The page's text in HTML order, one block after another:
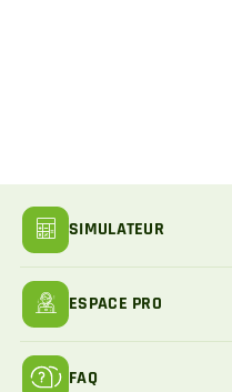
SIMULATEUR
ESPACE PRO
FAQ